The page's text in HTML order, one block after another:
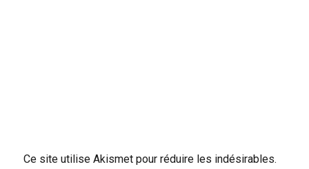
Ce site utilise Akismet pour réduire les indésirables.